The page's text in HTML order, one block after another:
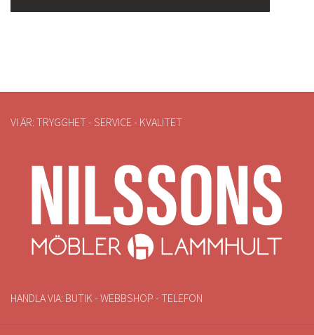
VI ÄR: TRYGGHET - SERVICE - KVALITET
HANDLA VIA: BUTIK - WEBBSHOP - TELEFON